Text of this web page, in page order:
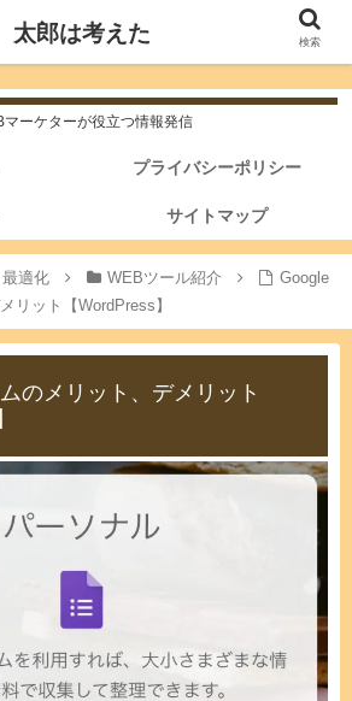
マーケターが役立つ情報発信
プライバシーポリシー
サイトマップ
適化 WEBツール紹介
Google
リット【WordPress】
のメリット、デメリット
太郎は考えた 検索